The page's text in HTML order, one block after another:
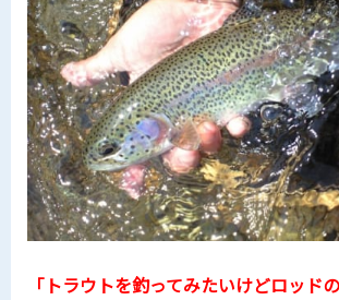
「トラウトを釣ってみたいけどロッド